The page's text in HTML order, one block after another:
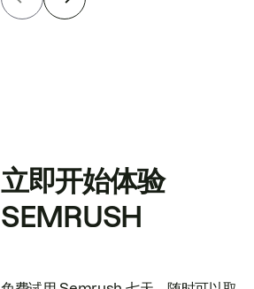
立即开始体验
SEMRUSH